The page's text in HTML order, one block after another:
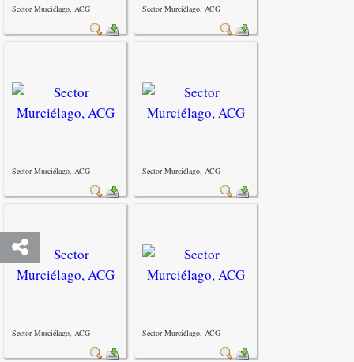
Sector Murciélago, ACG Sector Murciélago, ACG
Sector Murciélago, ACG Sector Murciélago, ACG
Sector Murciélago, ACG Sector Murciélago, ACG